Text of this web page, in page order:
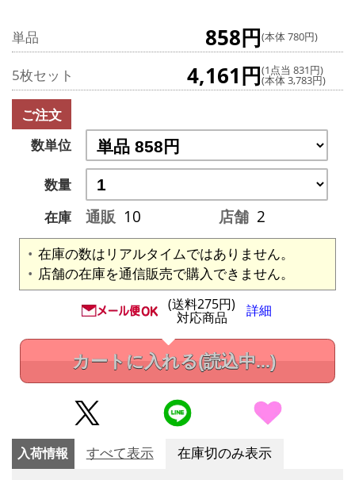
単品 858円(本体 780円)
5枚セット 4,161円(1点当 831円)
(本体 3,783円)
ご注文
数単位
数量
在庫
通販 10 店舗 2
在庫の数はリアルタイムではありません。
店舗の在庫を通信販売で購入できません。
(送料275円)
対応商品 詳細
カートに入れる(読込中...)
入荷情報 すべて表示 在庫切のみ表示